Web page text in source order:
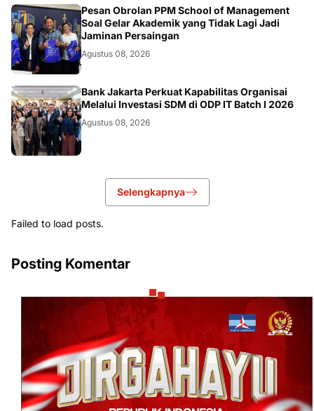
DIKBUDRISTEK
Pesan Obrolan PPM School of Management
Soal Gelar Akademik yang Tidak Lagi Jadi
Jaminan Persaingan
Agustus 08, 2026
DIKBUDRISTEK
Bank Jakarta Perkuat Kapabilitas Organisai
Melalui Investasi SDM di ODP IT Batch I 2026
Agustus 08, 2026
Selengkapnya
Failed to load posts.
Posting Komentar